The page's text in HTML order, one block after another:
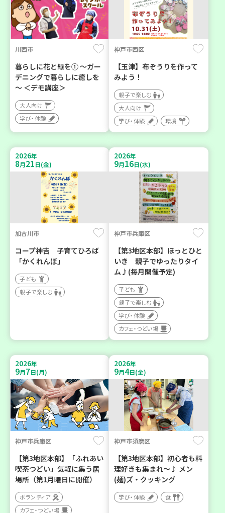
川西市
暮らしに花と緑を① ～ガー
デニングで暮らしに癒しを
～ ＜デモ講座＞
大人向け
学び・体験
神戸市西区
【玉津】布ぞうりを作って
みよう！
親子で楽しむ
大人向け
学び・体験
環境
2026年
8月21日(金)
加古川市
コープ神吉 子育てひろば
「かくれんぼ」
子ども
親子で楽しむ
2026年
9月16日(水)
神戸市兵庫区
【第3地区本部】ほっとひと
いき 親子でゆったりタイ
ム♪(毎月開催予定)
子ども
親子で楽しむ
学び・体験
カフェ・つどい場
2026年
9月7日(月)
神戸市兵庫区
【第3地区本部】「ふれあい
喫茶つどい」気軽に集う居
場所（第1月曜日に開催）
ボランティア
カフェ・つどい場
2026年
9月4日(金)
神戸市須磨区
【第3地区本部】初心者も料
理好きも集まれ～♪ メン
(麺)ズ・クッキング
学び・体験 食